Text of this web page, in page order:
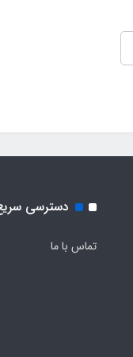
دسترسی
تماس با ما